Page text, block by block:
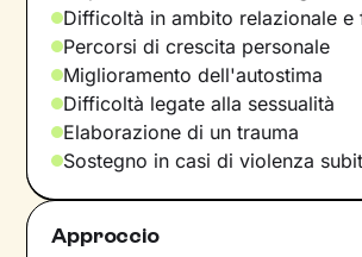
Difficoltà in ambito relazionale e
Percorsi di crescita personale
Miglioramento dell'autostima
Difficoltà legate alla sessualità
Elaborazione di un trauma
Sostegno in casi di violenza
Approccio